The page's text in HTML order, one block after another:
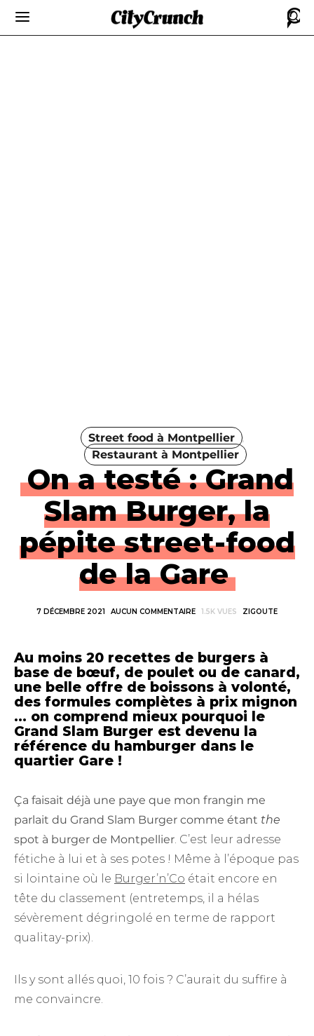
Street food à Montpellier
Restaurant à Montpellier
On a testé : Grand
Slam Burger, la
pépite street-food
de la Gare
7 DÉCEMBRE 2021 AUCUN COMMENTAIRE 1.5K VUES ZIGOUTE
Au moins 20 recettes de burgers à
base de bœuf, de poulet ou de canard,
une belle offre de boissons à volonté,
des formules complètes à prix mignon
… on comprend mieux pourquoi le
Grand Slam Burger est devenu la
référence du hamburger dans le
quartier Gare !
Ça faisait déjà une paye que mon frangin me
parlait du Grand Slam Burger comme étant the
spot à burger de Montpellier. C’est leur adresse
fétiche à lui et à ses potes ! Même à l’époque pas
si lointaine où le Burger’n’Co était encore en
tête du classement (entretemps, il a hélas
sévèrement dégringolé en terme de rapport
qualitay-prix).
Ils y sont allés quoi, 10 fois ? C’aurait du suffire à
me convaincre.